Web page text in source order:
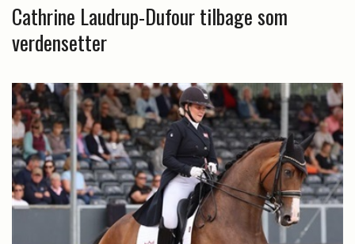
Cathrine Laudrup-Dufour tilbage som
verdensetter